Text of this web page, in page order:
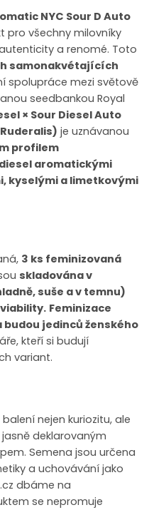
NYC Sour D Auto
pro všechny milovníky
a renomé. Toto
samonakvétajících
spolupráce mezi světově
seedbankou Royal
× Sour Diesel Auto
je uznávanou
profilem
diesel aromatickými
kyselými a limetkovými
3 ks feminizovaná
skladována v
suše a v temnu)
Feminizace
budou jedinců ženského
kteří si budují
variant.
nejen kuriozitu, ale
deklarovaným
Semena jsou určena
a uchovávání jako
dbáme na
se nepromuje